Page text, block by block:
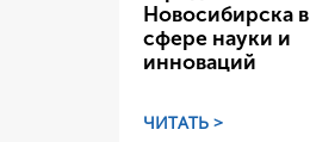
Новосибирска в
сфере науки и
инноваций
ЧИТАТЬ >